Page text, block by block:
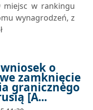
w rankingu
wynagrodzeń, z
o
zamknięcie
granicznego
[A...